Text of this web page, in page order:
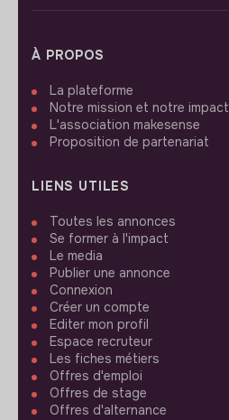
À PROPOS
La plateforme
Notre mission et notre impact
L'association makesense
Proposition de partenariat
LIENS UTILES
Toutes les annonces
Se former à l'impact
Le media
Publier une annonce
Connexion
Créer un compte
Editer mon profil
Espace recruteur
Les fiches métiers
Offres d'emploi
Offres de stage
Offres d'alternance